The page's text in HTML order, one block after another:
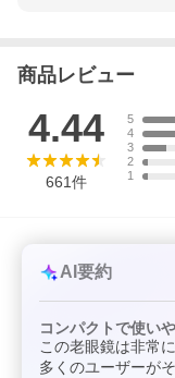
商品レビュー
4.44
661件
5
4
3
2
1
AI要約
コンパクトで使い
この老眼鏡は非常
多くのユーザーが